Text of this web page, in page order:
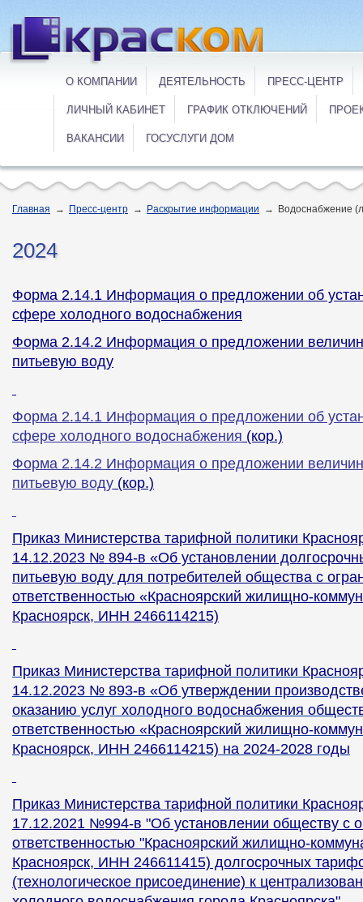
О КОМПАНИИ ДЕЯТЕЛЬНОСТЬ ПРЕСС-ЦЕНТР
ЛИЧНЫЙ КАБИНЕТ ГРАФИК ОТКЛЮЧЕНИЙ
ВАКАНСИИ ГОСУСЛУГИ ДОМ
Главная → Пресс-центр → Раскрытие информации → Водоснабжение
2024
Форма 2.14.1 Информация о предложении об
сфере холодного водоснабжения
Форма 2.14.2 Информация о предложении
питьевую воду
Форма 2.14.1 Информация о предложении об
сфере холодного водоснабжения (кор.)
Форма 2.14.2 Информация о предложении
питьевую воду (кор.)
Приказ Министерства тарифной политики
14.12.2023 № 894-в «Об установлении
питьевую воду для потребителей общества с
ответственностью «Красноярский жилищно-
Красноярск, ИНН 2466114215)
Приказ Министерства тарифной политики
14.12.2023 № 893-в «Об утверждении
оказанию услуг холодного водоснабжения
ответственностью «Красноярский жилищно-
Красноярск, ИНН 2466114215) на 2024-2028 годы
Приказ Министерства тарифной политики
17.12.2021 №994-в "Об установлении обществу с
ответственностью "Красноярский жилищно-
Красноярск, ИНН 246611415) долгосрочных
(технологическое присоединение) к